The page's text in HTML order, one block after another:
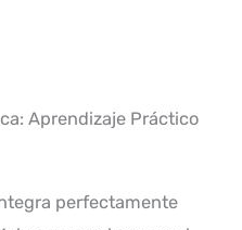
Aprendizaje Práctico
perfectamente